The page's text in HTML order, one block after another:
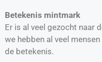
Betekenis mintmark
Er is al veel gezocht naar
we hebben al veel
de betekenis.